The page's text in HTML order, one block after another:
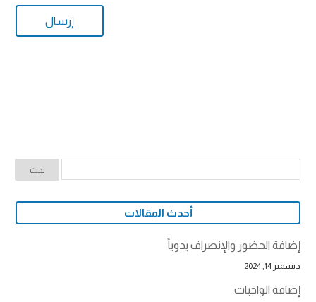
أحدث المقالات
إضافة الحضور والإنصراف يدوياً
ديسمبر 14, 2024
إضافة الواجبات